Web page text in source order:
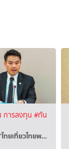
การลงทุน #ทัน
ไทยเที่ยวไทยพ…